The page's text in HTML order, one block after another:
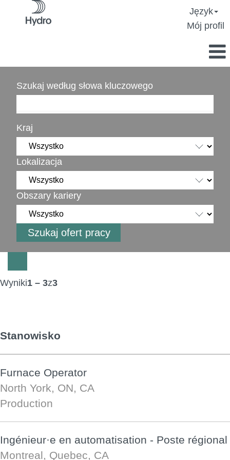
Język
Mój profil
Szukaj według słowa kluczowego
Kraj
Lokalizacja
Obszary kariery
Wyniki1 – 3z3
Stanowisko
Furnace Operator
North York, ON, CA
Production
Ingénieur·e en automatisation - Poste régional
Montreal, Quebec, CA